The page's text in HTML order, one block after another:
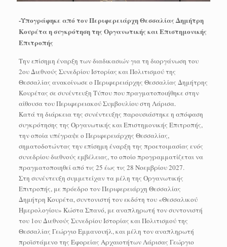
-Υπογράφηκε από τον Περιφερειάρχη Θεσσαλίας Δημήτρη
Κουρέτα η συγκρότηση της Οργανωτικής και Επιστημονικής
Επιτροπής
Την επίσημη έναρξη των διαδικασιών για τη διοργάνωση του
2ου Διεθνούς Συνεδρίου Ιστορίας και Πολιτισμού της
Θεσσαλίας ανακοίνωσε ο Περιφερειάρχης Θεσσαλίας Δημήτρης
Κουρέτας σε συνέντευξη Τύπου που πραγματοποιήθηκε στην
αίθουσα του Περιφερειακού Συμβουλίου στη Λάρισα.
Κατά τη διάρκεια της συνέντευξης παρουσιάστηκε η απόφαση
συγκρότησης της Οργανωτικής και Επιστημονικής Επιτροπής,
την οποία υπέγραψε ο Περιφερειάρχης Θεσσαλίας,
σηματοδοτώντας την επίσημη έναρξη της προετοιμασίας ενός
συνεδρίου διεθνούς εμβέλειας, το οποίο προγραμματίζεται να
πραγματοποιηθεί από τις 25 έως τις 28 Νοεμβρίου 2027.
Στη συνέντευξη συμμετείχαν τα μέλη της Οργανωτικής
Επιτροπής, με πρόεδρο τον Περιφερειάρχη Θεσσαλίας
Δημήτρη Κουρέτα, συντονιστή τον εκδότη του «Θεσσαλικού
Ημερολογίου» Κώστα Σπανό, με αναπληρωτή τον συντονιστή
του 1ου Διεθνούς Συνεδρίου Ιστορίας και Πολιτισμού της
Θεσσαλίας Γεώργιο Εμμανουήλ, και μέλη τον αναπληρωτή
προϊστάμενο της Εφορείας Αρχαιοτήτων Λάρισας Γεώργιο